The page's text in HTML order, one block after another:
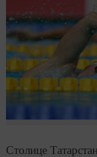
Столице